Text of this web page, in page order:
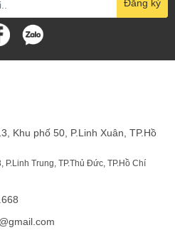
Đăng ký
Khu phố 50, P.Linh Xuân, TP.Hồ
Trung, TP.Thủ Đức, TP.Hồ Chí